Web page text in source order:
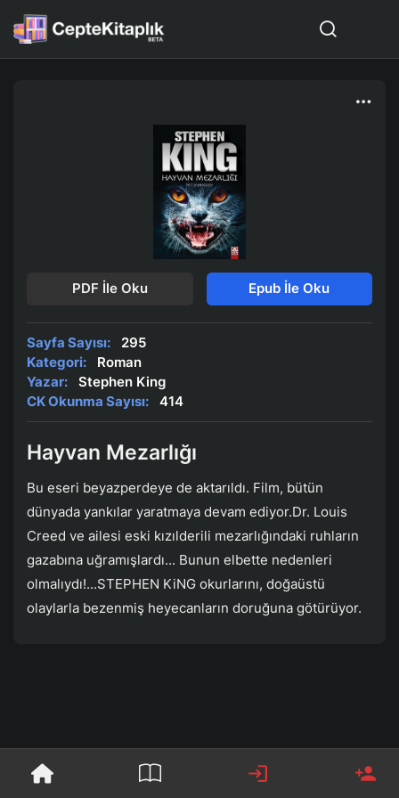
PDF İle Oku Epub İle Oku
Sayfa Sayısı:
295
Kategori:
Roman
Yazar:
Stephen King
CK Okunma Sayısı:
414
Hayvan Mezarlığı
Bu eseri beyazperdeye de aktarıldı. Film, bütün
dünyada yankılar yaratmaya devam ediyor.Dr. Louis
Creed ve ailesi eski kızılderili mezarlığındaki ruhların
gazabına uğramışlardı... Bunun elbette nedenleri
olmalıydı!...STEPHEN KiNG okurlarını, doğaüstü
olaylarla bezenmiş heyecanların doruğuna götürüyor.